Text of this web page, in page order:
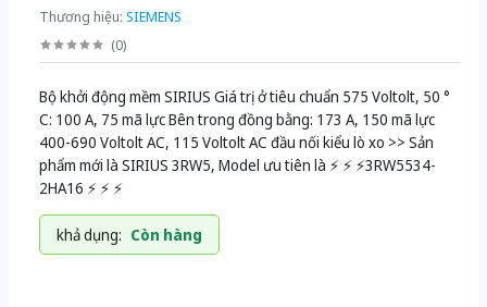
Thương hiệu: SIEMENS
(0)
Bộ khởi động mềm SIRIUS Giá trị ở tiêu chuẩn 575 Voltolt, 50 °
C: 100 A, 75 mã lực Bên trong đồng bằng: 173 A, 150 mã lực
400-690 Voltolt AC, 115 Voltolt AC đầu nối kiểu lò xo >> Sản
phẩm mới là SIRIUS 3RW5, Model ưu tiên là ⚡️ ⚡️ ⚡️3RW5534-
2HA16 ⚡️ ⚡️ ⚡️
khả dụng: Còn hàng